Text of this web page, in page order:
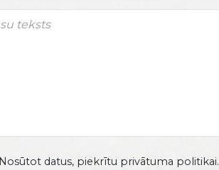
Nosūtot datus, piekrītu privātuma politikai.